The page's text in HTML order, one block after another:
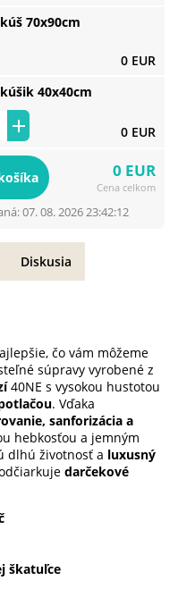
70x90cm
0 EUR
40x40cm
0 EUR
0 EUR
Cena celkom
07. 08. 2026 23:42:12
čo vám môžeme
súpravy vyrobené z
40NE s vysokou hustotou
. Vďaka
sanforizácia a
hebkosťou a jemným
dlhú životnosť a luxusný
darčekové
škatuľce
Diskusia